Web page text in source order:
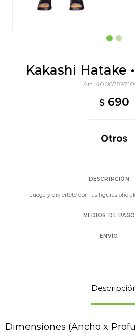
Kakashi Hatake
$ 690
DESCRIPCIÓN
Juega y diviértete con las figuras
MEDIOS DE PAGO
ENVÍO
Dimensiones (Ancho x